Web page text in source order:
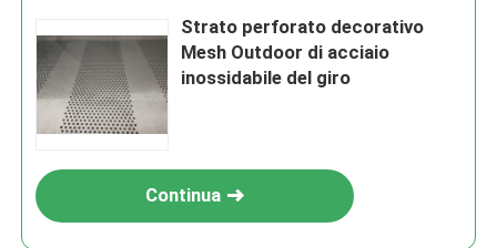
Strato perforato decorativo
Mesh Outdoor di acciaio
inossidabile del giro
Continua